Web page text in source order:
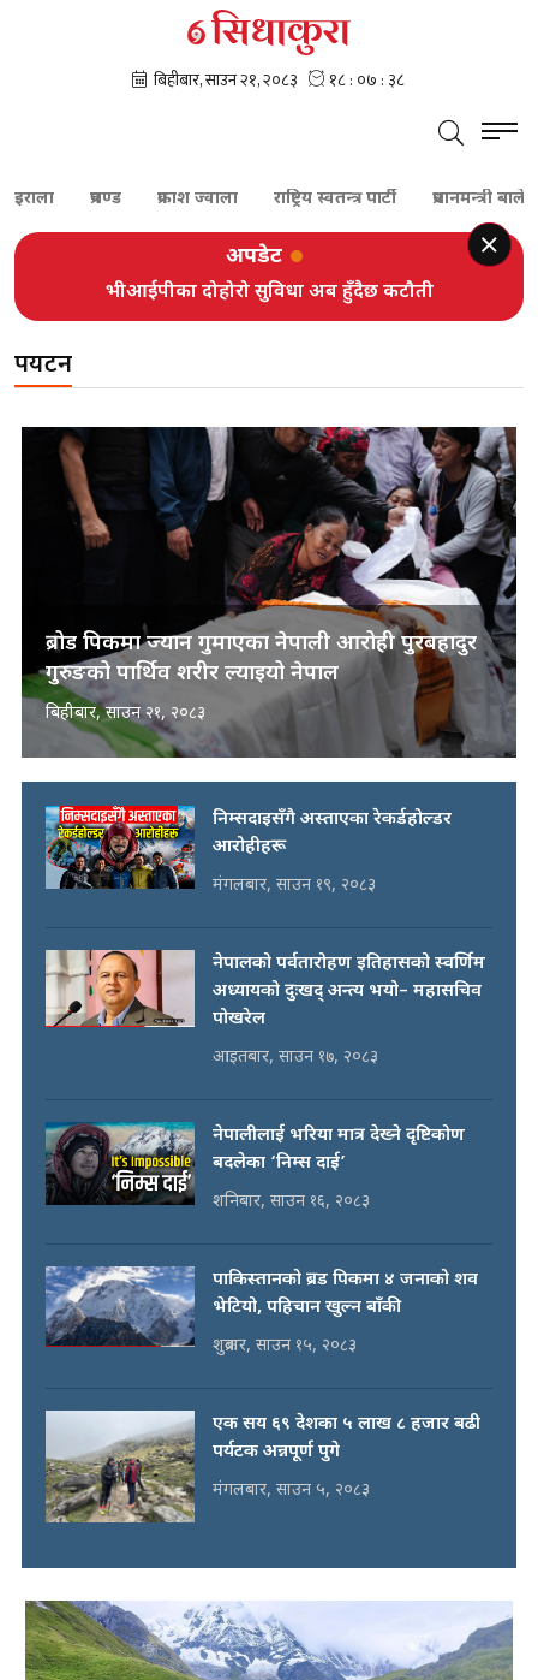
प्रचण्ड प्रकाश ज्वाला राष्ट्रिय स्वतन्त्र पार्टी प्रधानमन्त्री बालेन शाह
अपडेट
भीआईपीका दोहोरो सुविधा अब हुँदैछ कटौती
कांग्रेस मुद्दामा सर्वोच्चको निस्साः संस्थापन पक्ष ढुक्क, देउवा पक्ष
आशावादी
पर्यटन
ब्रोड पिकमा ज्यान गुमाएका नेपाली आरोही पुरबहादुर
गुरुङको पार्थिव शरीर ल्याइयो नेपाल
बिहीबार, साउन २१, २०८३
निम्सदाइसँगै अस्ताएका रेकर्डहोल्डर
आरोहीहरू
नेपालको पर्वतारोहण इतिहासको स्वर्णिम
अध्यायको दुःखद् अन्त्य भयो– महासचिव
नेपालीलाई भरिया मात्र देख्ने दृष्टिकोण
बदलेका ‘निम्स दाई’
पाकिस्तानको ब्रड पिकमा ४ जनाको शव
एक सय ६९ देशका ५ लाख ८ हजार बढी
पर्यटक अन्नपूर्ण पुगे